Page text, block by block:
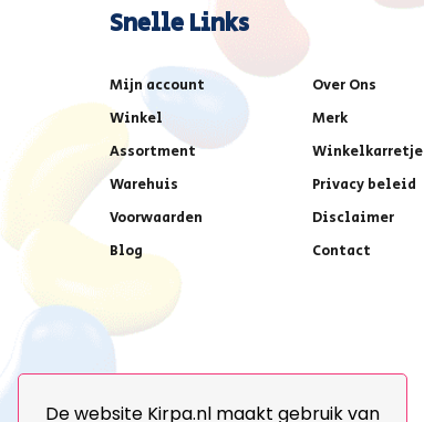
De website Kirpa.nl maakt gebruik van
Snelle Links
Mijn account
Over Ons
Winkel
Merk
Assortment
Winkelkarretje
Warehuis
Privacy beleid
Voorwaarden
Disclaimer
Blog
Contact